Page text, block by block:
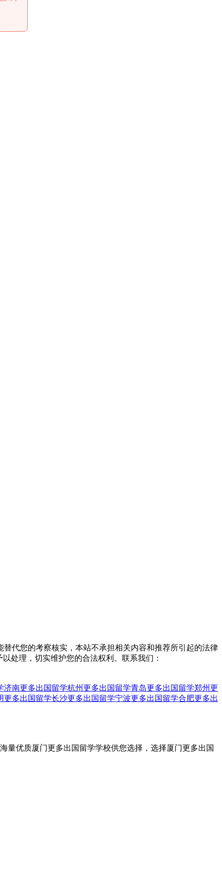
代您的考察核实，本站不承担相关内容和推荐所引起的法律
处理，切实维护您的合法权利。联系我们：
济南更多出国留学杭州更多出国留学青岛更多出国留学郑州更
更多出国留学长沙更多出国留学宁波更多出国留学合肥更多出
量优质厦门更多出国留学学校供您选择，选择厦门更多出国